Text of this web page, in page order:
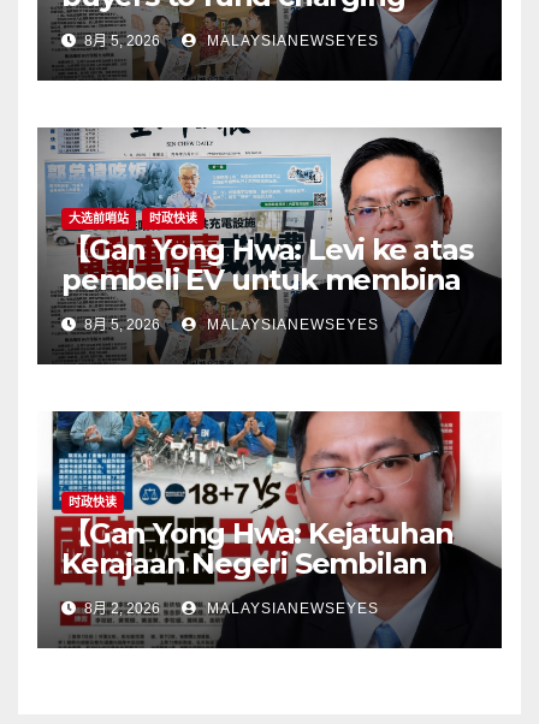
stations puts the cart before
the horseGovernment must
first remove infrastructure
responsibility to
consumers】
8月 5, 2026 MALAYSIANEWSEYES
大选前哨站 时政快读
【Gan Yong Hwa: Levi ke atas
pembeli EV untuk membina
stesen pengecasan satu
langkah songsangKerajaan
perlu tangani kekangan
jangan pindahkan
tanggungjawab kepada
pengguna】
8月 5, 2026 MALAYSIANEWSEYES
时政快读
【Gan Yong Hwa: Kejatuhan
Kerajaan Negeri Sembilan
Adalah Undi Tidak Percaya
Terhadap Pentadbiran
Anwar Harga Barang
8月 2, 2026 MALAYSIANEWSEYES